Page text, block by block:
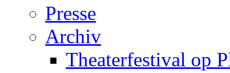
Presse
Archiv
Theaterfestival op